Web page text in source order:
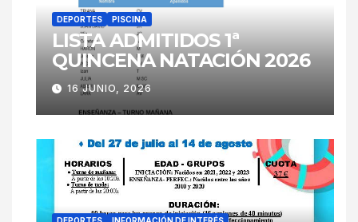
DEPORTES PISCINA
LISTA ADMITIDOS 1ª
QUINCENA NATACIÓN 2026
16 JUNIO, 2026